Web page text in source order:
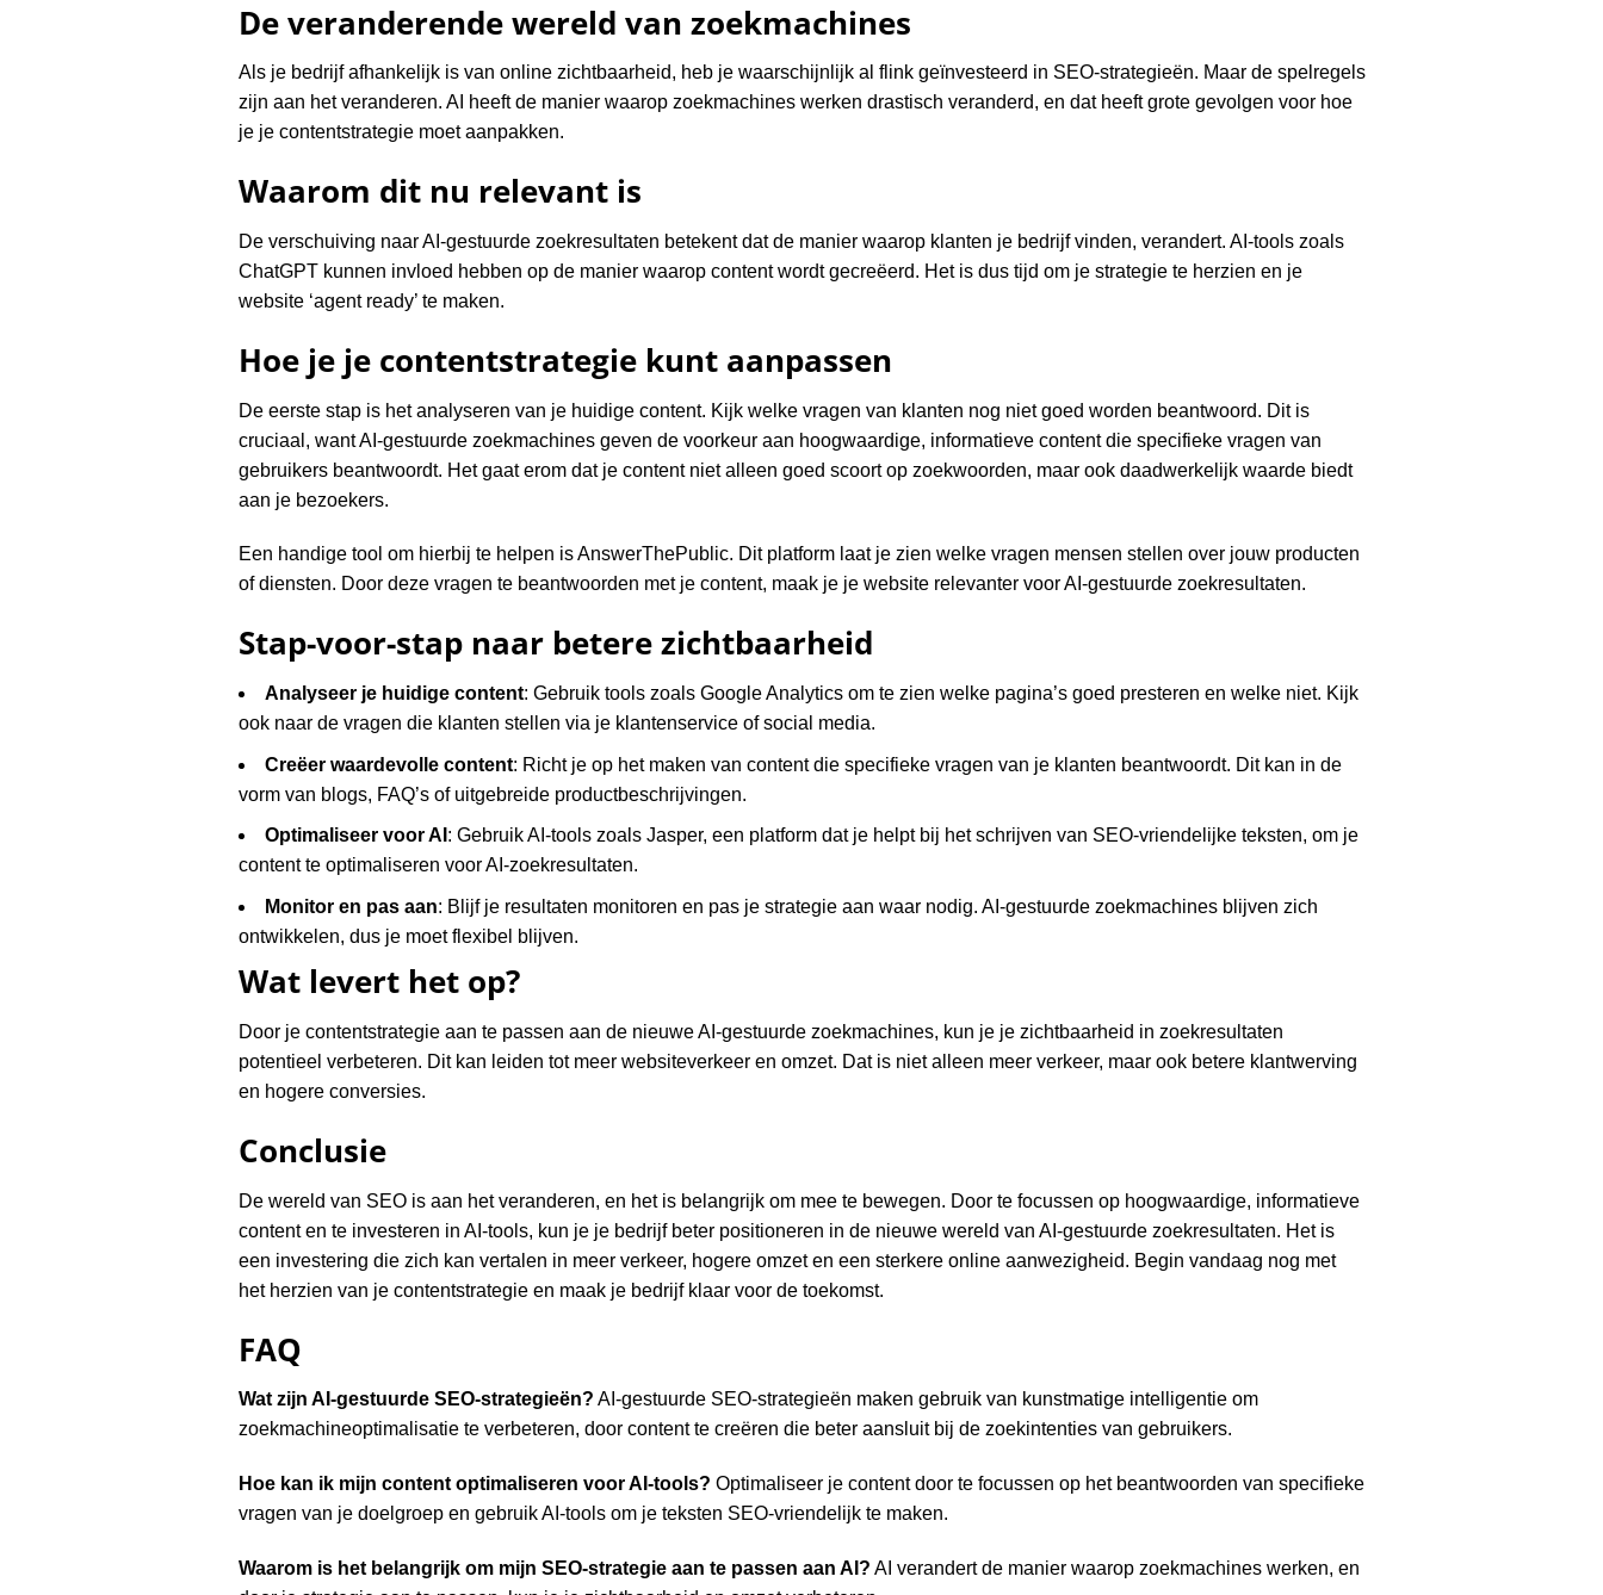
De veranderende wereld van zoekmachines
Als je bedrijf afhankelijk is van online zichtbaarheid, heb je waarschijnlijk al flink geïnvesteerd in SEO-strategieën. Maar de spelregels
zijn aan het veranderen. AI heeft de manier waarop zoekmachines werken drastisch veranderd, en dat heeft grote gevolgen voor hoe
je je contentstrategie moet aanpakken.
Waarom dit nu relevant is
De verschuiving naar AI-gestuurde zoekresultaten betekent dat de manier waarop klanten je bedrijf vinden, verandert. AI-tools zoals
ChatGPT kunnen invloed hebben op de manier waarop content wordt gecreëerd. Het is dus tijd om je strategie te herzien en je
website ‘agent ready’ te maken.
Hoe je je contentstrategie kunt aanpassen
De eerste stap is het analyseren van je huidige content. Kijk welke vragen van klanten nog niet goed worden beantwoord. Dit is
cruciaal, want AI-gestuurde zoekmachines geven de voorkeur aan hoogwaardige, informatieve content die specifieke vragen van
gebruikers beantwoordt. Het gaat erom dat je content niet alleen goed scoort op zoekwoorden, maar ook daadwerkelijk waarde biedt
aan je bezoekers.
Een handige tool om hierbij te helpen is AnswerThePublic. Dit platform laat je zien welke vragen mensen stellen over jouw producten
of diensten. Door deze vragen te beantwoorden met je content, maak je je website relevanter voor AI-gestuurde zoekresultaten.
Stap-voor-stap naar betere zichtbaarheid
Analyseer je huidige content: Gebruik tools zoals Google Analytics om te zien welke pagina’s goed presteren en welke niet. Kijk
ook naar de vragen die klanten stellen via je klantenservice of social media.
Creëer waardevolle content: Richt je op het maken van content die specifieke vragen van je klanten beantwoordt. Dit kan in de
vorm van blogs, FAQ’s of uitgebreide productbeschrijvingen.
Optimaliseer voor AI : Gebruik AI-tools zoals Jasper, een platform dat je helpt bij het schrijven van SEO-vriendelijke teksten, om je
content te optimaliseren voor AI-zoekresultaten.
Monitor en pas aan: Blijf je resultaten monitoren en pas je strategie aan waar nodig. AI-gestuurde zoekmachines blijven zich
ontwikkelen, dus je moet flexibel blijven.
Wat levert het op?
Door je contentstrategie aan te passen aan de nieuwe AI-gestuurde zoekmachines, kun je je zichtbaarheid in zoekresultaten
potentieel verbeteren. Dit kan leiden tot meer websiteverkeer en omzet. Dat is niet alleen meer verkeer, maar ook betere klantwerving
en hogere conversies.
Conclusie
De wereld van SEO is aan het veranderen, en het is belangrijk om mee te bewegen. Door te focussen op hoogwaardige, informatieve
content en te investeren in AI-tools, kun je je bedrijf beter positioneren in de nieuwe wereld van AI-gestuurde zoekresultaten. Het is
een investering die zich kan vertalen in meer verkeer, hogere omzet en een sterkere online aanwezigheid. Begin vandaag nog met
het herzien van je contentstrategie en maak je bedrijf klaar voor de toekomst.
FAQ
Wat zijn AI-gestuurde SEO-strategieën? AI-gestuurde SEO-strategieën maken gebruik van kunstmatige intelligentie om
zoekmachineoptimalisatie te verbeteren, door content te creëren die beter aansluit bij de zoekintenties van gebruikers.
Hoe kan ik mijn content optimaliseren voor AI-tools? Optimaliseer je content door te focussen op het beantwoorden van specifieke
vragen van je doelgroep en gebruik AI-tools om je teksten SEO-vriendelijk te maken.
Waarom is het belangrijk om mijn SEO-strategie aan te passen aan AI? AI verandert de manier waarop zoekmachines werken, en